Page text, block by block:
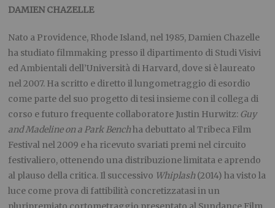
DAMIEN CHAZELLE
Nato a Providence, Rhode Island, nel 1985, Damien Chazelle
ha studiato filmmaking presso il dipartimento di Studi Visivi
ed Ambientali dell’Università di Harvard, dove si è laureato
nel 2007. Ha scritto e diretto il lungometraggio di esordio
come parte del suo progetto di tesi insieme con il collega di
corso e futuro frequente collaboratore Justin Hurwitz: Guy
and Madeline on a Park Benchha debuttato al Tribeca Film
Festival nel 2009 e ha ricevuto svariati premi nel circuito
festivaliero, ottenendo una distribuzione limitata e aprendo
al plauso della critica. Il successivo Whiplash(2014) ha visto la
luce come prova di fattibilità concretizzatasi in un